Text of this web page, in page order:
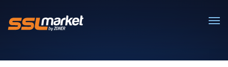
Vertrauenswürdige SSL/TLS-